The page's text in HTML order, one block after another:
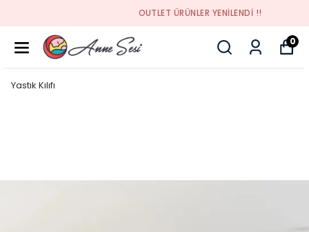
OUTLET ÜRÜNLER YENİLENDİ !!
0
Yastık Kılıfı